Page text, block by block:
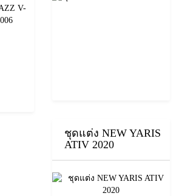
ชุดแต่ง NEW YARIS
ATIV 2020